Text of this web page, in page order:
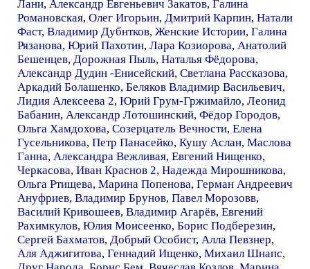
Лани, Александр Евгеньевич Закатов, Галина
Романовская, Олег Игорьин, Дмитрий Карпин, Натали
Фаст, Владимир Дубнтков, Женские Истории, Галина
Рязанова, Юрий Пахотин, Лара Козиорова, Анатолий
Бешенцев, Дорожная Пыль, Наталья Фёдорова,
Александр Дудин -Енисейский, Светлана Рассказова,
Аркадий Болашенко, Беляков Владимир Васильевич,
Лидия Алексеева 2, Юрий Грум-Гржимайло, Леонид
Бабанин, Александр Лотошинский, Фёдор Городов,
Ольга Хамдохова, Созерцатель Вечности, Елена
Гусельникова, Петр Панасейко, Кушу Аслан, Маслова
Ганна, Александра Вежливая, Евгений Нищенко,
Черкасова, Иван Краснов 2, Надежда Мирошникова,
Ольга Ртищева, Марина Попенова, Герман Андреевич
Ануфриев, Владимир Брунов, Павел Морозовв,
Василий Кривошеев, Владимир Агарёв, Евгений
Рахимкулов, Юлия Моисеенко, Борис Подберезин,
Сергей Бахматов, Добрый Особист, Алла Певзнер,
Аля Аджигитова, Геннадий Ищенко, Михаил Шнапс,